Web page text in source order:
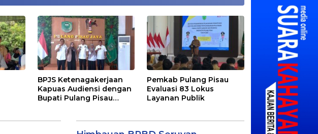
BPJS Ketenagakerjaan
Kapuas Audiensi dengan
Bupati Pulang Pisau
Pemkab Pulang Pisau
Evaluasi 83 Lokus
Layanan Publik